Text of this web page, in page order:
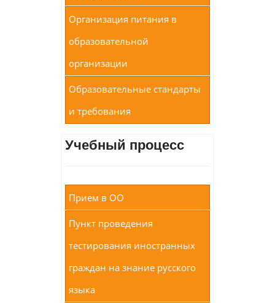
Организация питания в
образовательной
организации
Образовательные стандарты
и требования
Учебный процесс
Прием в ОО
Пункт проведения
тестирования иностранных
граждан на знание русского
языка